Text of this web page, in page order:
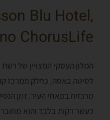
Blu Hotel,
ChorusLife
המלון העסקי המצויין של
לסיטה באסה, כחלק ממרכז
מרכזית בפאתי העיר. זמן
כעשר דקות בלבד והוא